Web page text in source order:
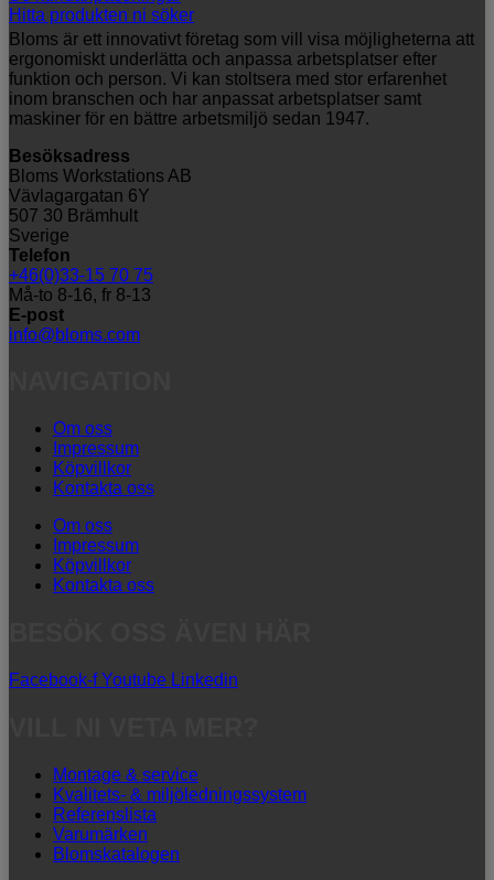
Hitta produkten ni söker
Bloms är ett innovativt företag som vill visa möjligheterna att
ergonomiskt underlätta och anpassa arbetsplatser efter
funktion och person. Vi kan stoltsera med stor erfarenhet
inom branschen och har anpassat arbetsplatser samt
maskiner för en bättre arbetsmiljö sedan 1947.
Besöksadress
Bloms Workstations AB
Vävlagargatan 6Y
507 30 Brämhult
Sverige
Telefon
+46(0)33-15 70 75
Må-to 8-16, fr 8-13
E-post
info@bloms.com
Om oss
Impressum
Köpvillkor
Kontakta oss
Om oss
Impressum
Köpvillkor
Kontakta oss
Facebook-f Youtube Linkedin
Montage & service
Kvalitets- & miljöledningssystem
Referenslista
Varumärken
Blomskatalogen